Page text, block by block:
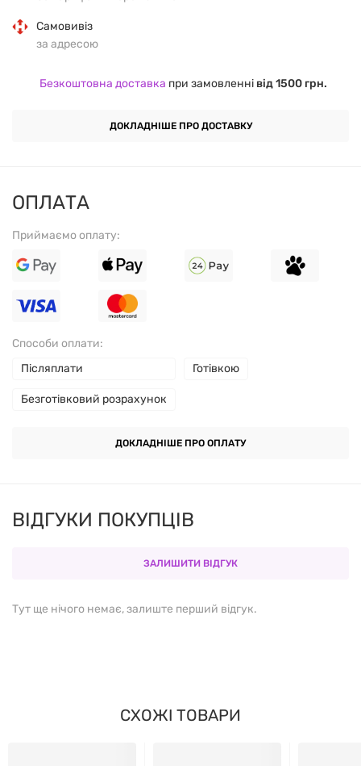
Самовивіз
за адресою
Безкоштовна доставка при замовленні від 1500 грн.
ДОКЛАДНІШЕ ПРО ДОСТАВКУ
ОПЛАТА
Приймаємо оплату:
Способи оплати:
Післяплати
Готівкою
Безготівковий розрахунок
ДОКЛАДНІШЕ ПРО ОПЛАТУ
ВІДГУКИ ПОКУПЦІВ
ЗАЛИШИТИ ВІДГУК
Тут ще нічого немає, залиште перший відгук.
СХОЖІ ТОВАРИ